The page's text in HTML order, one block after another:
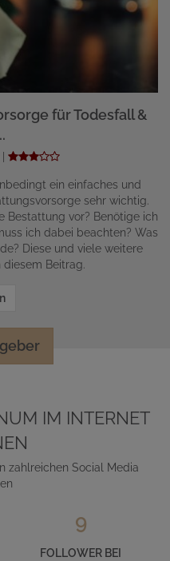
für Todesfall &
ein einfaches und
sehr wichtig.
Bestattung vor? Benötige ich
ich dabei beachten? Was
Diese und viele weitere
diesem Beitrag.
IM INTERNET
zahlreichen Social Media
9
FOLLOWER BEI